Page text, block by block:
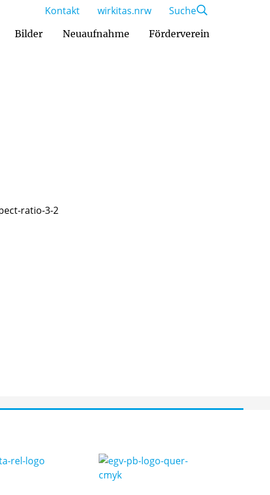
Bilder Neuaufnahme Förderverein
Kontakt wirkitas.nrw Suche